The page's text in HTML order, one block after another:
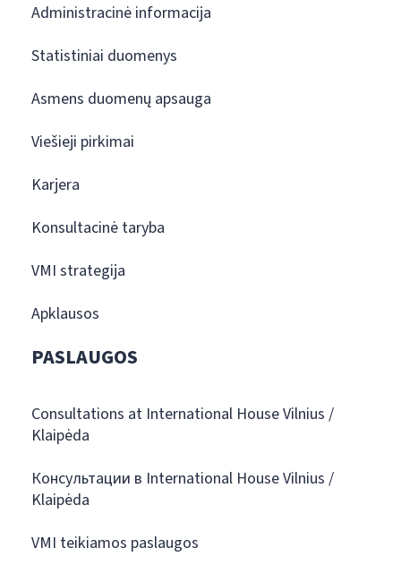
Administracinė informacija
Statistiniai duomenys
Asmens duomenų apsauga
Viešieji pirkimai
Karjera
Konsultacinė taryba
VMI strategija
Apklausos
PASLAUGOS
Consultations at International House Vilnius /
Klaipėda
Консультации в International House Vilnius /
Klaipėda
VMI teikiamos paslaugos